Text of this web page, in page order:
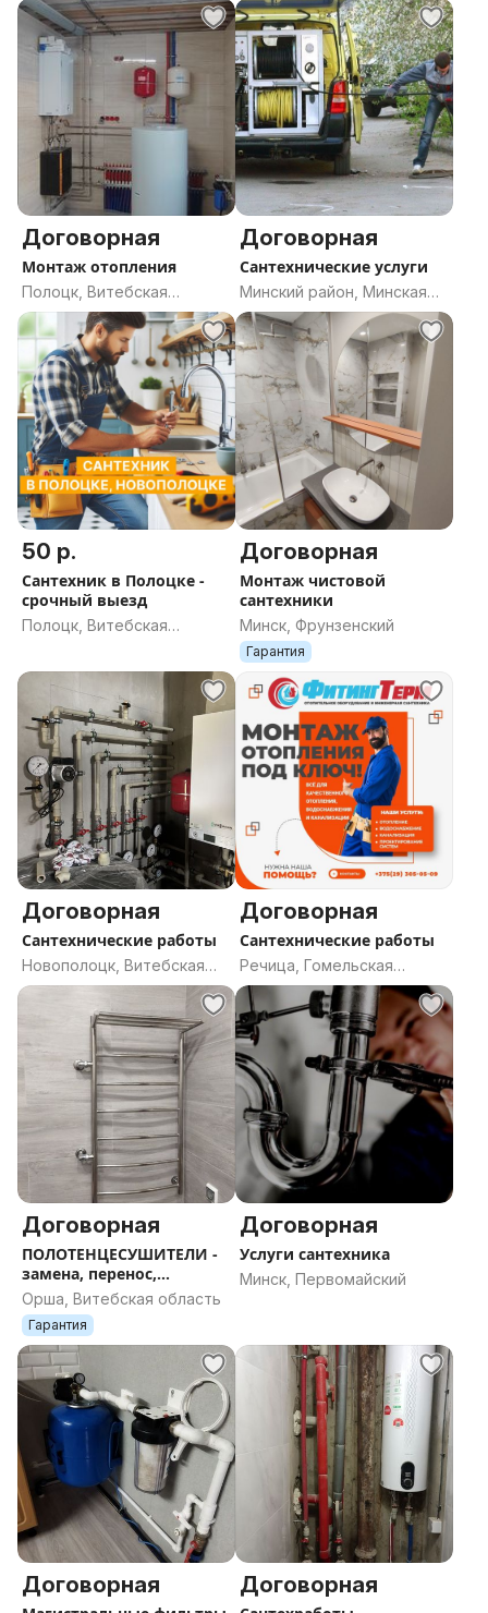
Договорная
Монтаж отопления
Полоцк, Витебская
область
Договорная
Сантехнические услуги
Минский район, Минская
область
50 р.
Сантехник в Полоцке -
срочный выезд
Полоцк, Витебская
Договорная
Монтаж чистовой
сантехники
Минск, Фрунзенский
Гарантия
Договорная
Сантехнические работы
Новополоцк, Витебская
область
Договорная
Сантехнические работы
Речица, Гомельская
область
Договорная
ПОЛОТЕНЦЕСУШИТЕЛИ -
замена, перенос,
установка, продажа
Орша, Витебская область
Гарантия
Договорная
Услуги сантехника
Минск, Первомайский
Договорная Договорная